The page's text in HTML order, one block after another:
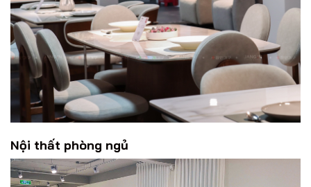
Nội thất phòng ngủ